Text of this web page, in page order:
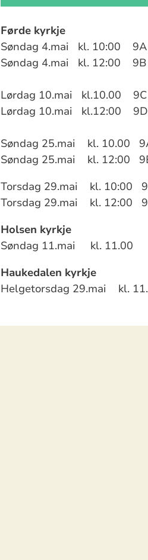
Førde kyrkje
Søndag 4.mai kl. 10:00
Søndag 4.mai kl. 12:00
Lørdag 10.mai kl.10.00
Lørdag 10.mai kl.12:00
Søndag 25.mai kl. 10.00
Søndag 25.mai kl. 12:00
Torsdag 29.mai kl. 10:00
Torsdag 29.mai kl. 12:00
Holsen kyrkje
Søndag 11.mai kl. 11.00
Haukedalen kyrkje
Helgetorsdag 29.mai kl.